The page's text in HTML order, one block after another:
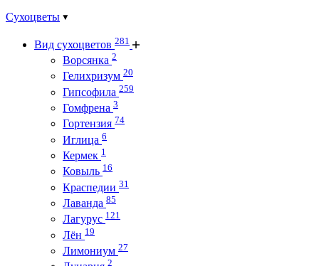
Сухоцветы
Вид сухоцветов 281
Ворсянка 2
Гелихризум 20
Гипсофила 259
Гомфрена 3
Гортензия 74
Иглица 6
Кермек 1
Ковыль 16
Краспедии 31
Лаванда 85
Лагурус 121
Лён 19
Лимониум 27
2